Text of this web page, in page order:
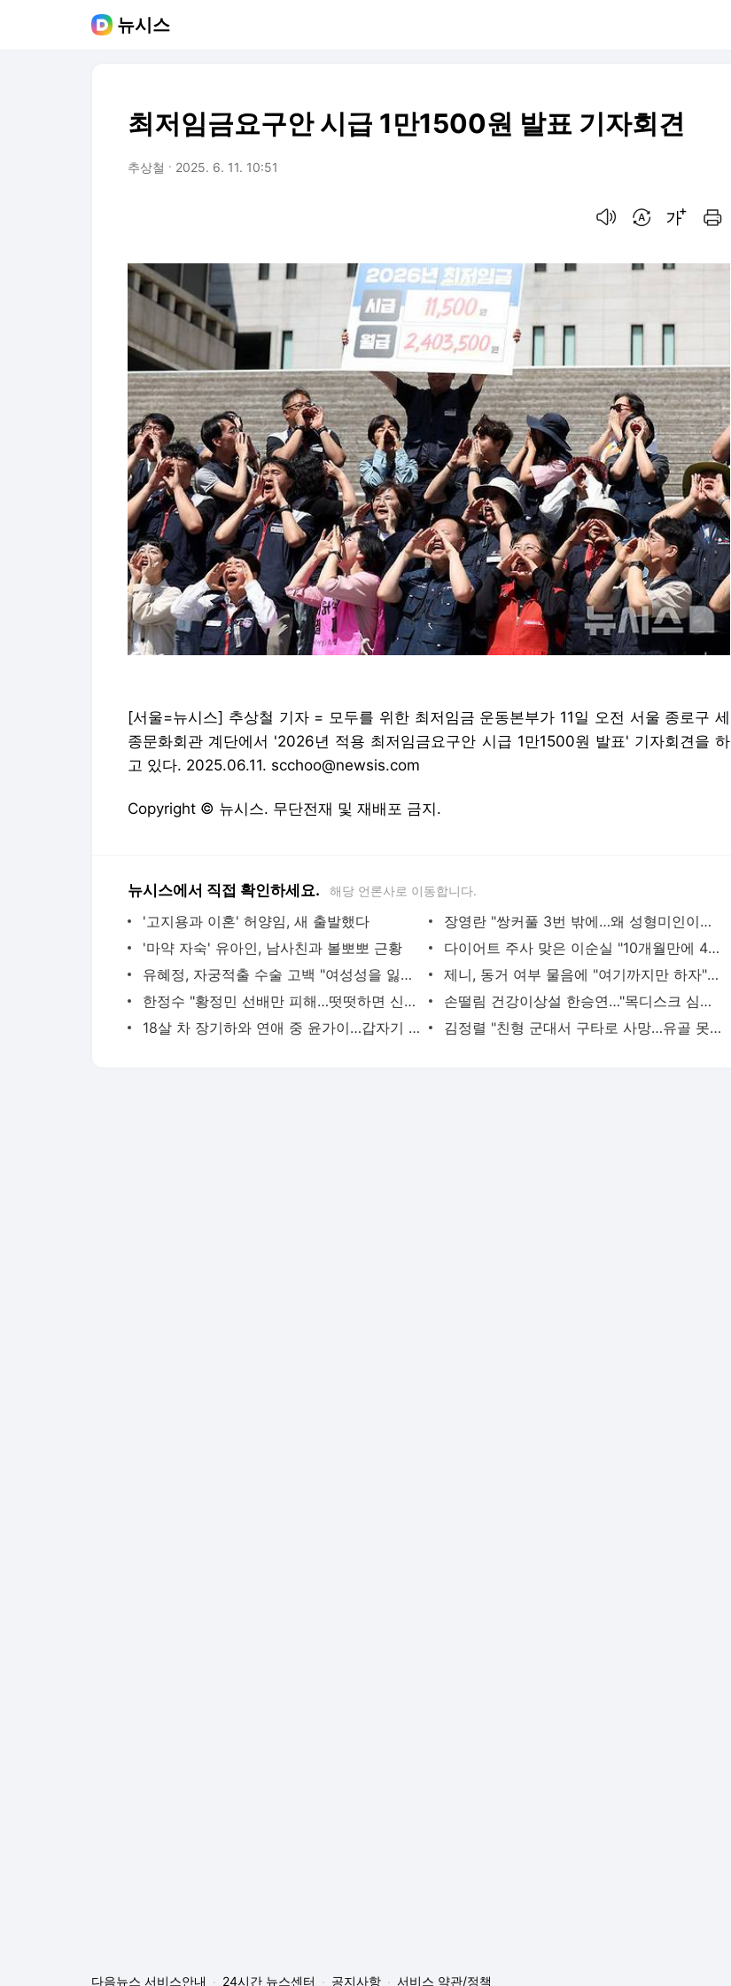
뉴시스
최저임금요구안 시급 1만1500원 발표 기자회견
추상철 2025. 6. 11. 10:51
[서울=뉴시스] 추상철 기자 = 모두를 위한 최저임금 운동본부가 11일 오전 서울 종로구 세
종문화회관 계단에서 '2026년 적용 최저임금요구안 시급 1만1500원 발표' 기자회견을 하
고 있다. 2025.06.11. scchoo@newsis.com
Copyright © 뉴시스. 무단전재 및 재배포 금지.
뉴시스에서 직접 확인하세요. 해당 언론사로 이동합니다.
'고지용과 이혼' 허양임, 새 출발했다
장영란 "쌍커풀 3번 밖에…왜 성형미인이라고 하냐"
'마약 자숙' 유아인, 남사친과 볼뽀뽀 근황
다이어트 주사 맞은 이순실 "10개월만에 45㎏ 감량"
유혜정, 자궁적출 수술 고백 "여성성을 잃는 것이…"
제니, 동거 여부 물음에 "여기까지만 하자" 웃음
한정수 "황정민 선배만 피해…떳떳하면 신분 공개하라"
손떨림 건강이상설 한승연…"목디스크 심해 치료 중"
18살 차 장기하와 연애 중 윤가이…갑자기 단발머리
김정렬 "친형 군대서 구타로 사망…유골 못 찾아"
다음뉴스 서비스안내 24시간 뉴스센터 공지사항 서비스 약관/정책